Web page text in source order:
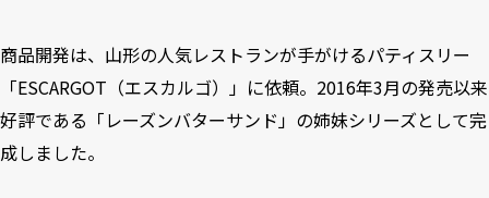
商品開発は、山形の人気レストランが手がけるパティスリー
「ESCARGOT（エスカルゴ）」に依頼。2016年3月の発売以来
好評である「レーズンバターサンド」の姉妹シリーズとして完
成しました。